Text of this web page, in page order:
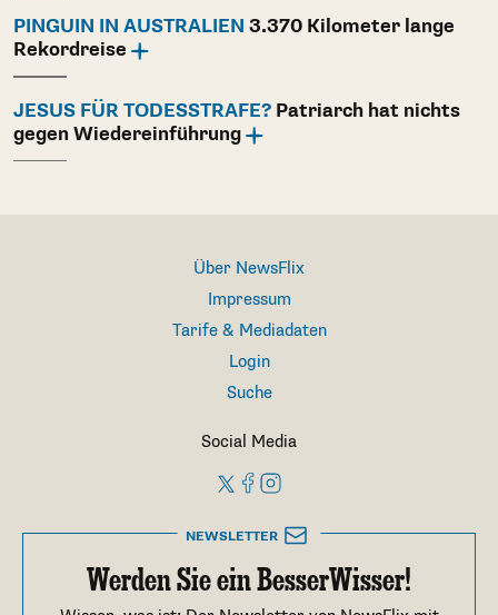
PINGUIN IN AUSTRALIEN 3.370 Kilometer lange
Rekordreise
JESUS FÜR TODESSTRAFE? Patriarch hat nichts
gegen Wiedereinführung
Über NewsFlix
Impressum
Tarife & Mediadaten
Login
Suche
Social Media
NEWSLETTER
Werden Sie ein BesserWisser!